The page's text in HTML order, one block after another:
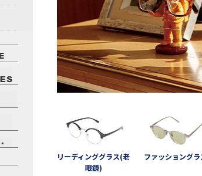
リーディンググラス(老
眼鏡)
ファッショングラ